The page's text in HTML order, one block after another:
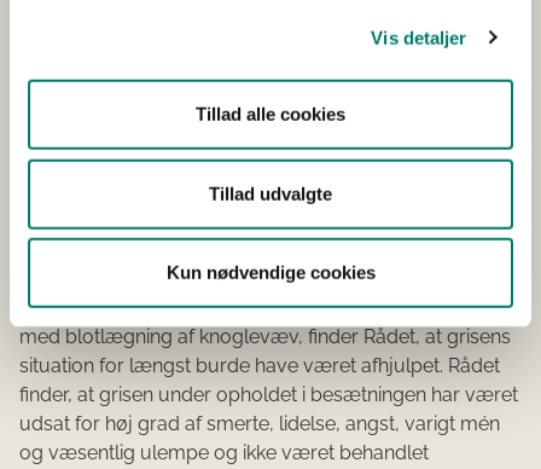
Vis detaljer
Tillad alle cookies
Tillad udvalgte
Kun nødvendige cookies
Rådet finder, at grise med alvorlige halesår/halebid ved
deres tilstand afhjælpes. Dette bør ske ved, at grisene
flyttes til en sufficient indrettet sygesti, eventuelt
behandles/tilses af en dyrlæge. Såfremt tilstanden ved
grisen ved ankomst til slagteriet fremstod med tab af en
større del af halen og med en ulcerereret halestump
med blotlægning af knoglevæv, finder Rådet, at grisens
situation for længst burde have været afhjulpet. Rådet
finder, at grisen under opholdet i besætningen har været
udsat for høj grad af smerte, lidelse, angst, varigt mén
og væsentlig ulempe og ikke været behandlet